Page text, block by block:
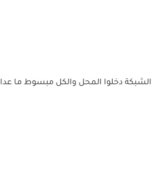
الشبكة دخلوا المحل والكل مبسوط ما عدا